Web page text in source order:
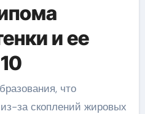
и ее
что
за скоплений жировых